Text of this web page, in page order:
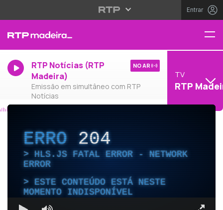
Entrar
RTP Notícias (RTP
Madeira)
Emissão em simultâneo com RTP
Notícias
NO AR
TV
RTP
ERRO204
HLS.JS FATAL ERROR - NETWORK
ERROR
ESTE CONTEÚDO ESTÁ NESTE
MOMENTO INDISPONÍVEL